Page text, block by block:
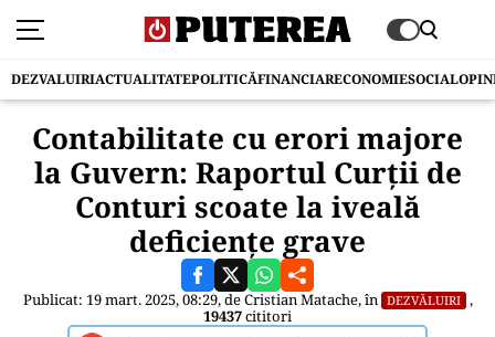
DEZVALUIRIACTUALITATEPOLITICĂFINANCIARECONOMIESOCIAL
Contabilitate cu erori majore
la Guvern: Raportul Curții de
Conturi scoate la iveală
deficiențe grave
Publicat: 19 mart. 2025, 08:29, deCristian Matache, în DEZVĂLUIRI ,
19437cititori